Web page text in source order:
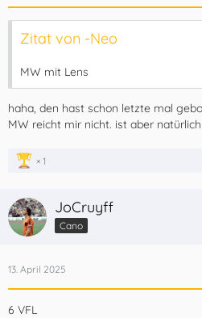
Zitat von -Neo
MW mit Lens
haha, den hast schon letzte mal
MW reicht mir nicht. ist aber
1
JoCruyff
Cano
13. April 2025
6 VFL